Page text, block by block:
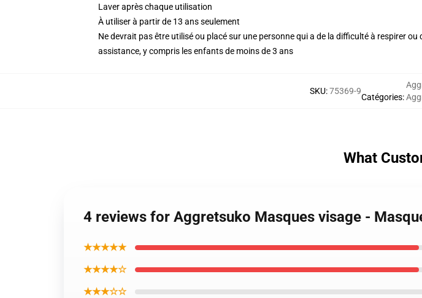
Laver après chaque utilisation
À utiliser à partir de 13 ans seulement
Ne devrait pas être utilisé ou placé sur une personne qui a de la difficulté à respirer
assistance, y compris les enfants de moins de 3 ans
SKU:75369-9
Catégories:
What
4 reviews for Aggretsuko Masques visage -
★★★★★
★★★★☆
★★★☆☆